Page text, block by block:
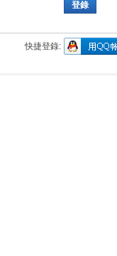
登錄
快捷登錄: